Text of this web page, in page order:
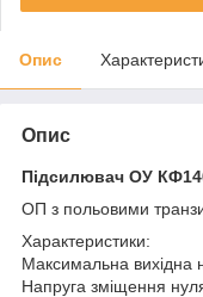
Опис
Опис
Підсилювач ОУ
ОП з польовими
Характеристики:
Максимальна вихідна
Напруга зміщення